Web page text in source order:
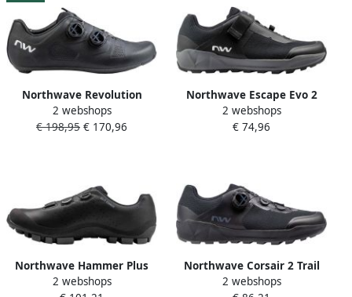
Northwave Revolution
wielrenschoenen zwart wit
2 webshops
€ 198,95 € 170,96
Northwave Escape Evo 2
Fietsschoenen grijs zwart
2 webshops
€ 74,96
Northwave Hammer Plus
Wide Fietsschoenen zwart
2 webshops
Northwave Corsair 2 Trail
Fietsschoen Zwart
2 webshops